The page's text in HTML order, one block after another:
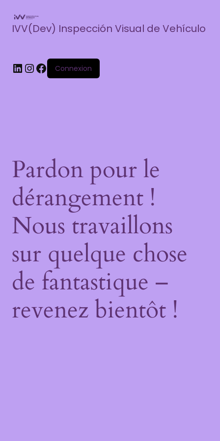
IVV(Dev) Inspección Visual de Vehículo
Connexion
Pardon pour le
dérangement !
Nous travaillons
sur quelque chose
de fantastique –
revenez bientôt !